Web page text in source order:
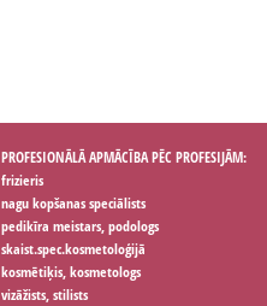
PROFESIONĀLĀ APMĀCĪBA PĒC PROFESIJĀM:
frizieris
nagu kopšanas speciālists
pedikīra meistars, podologs
skaist.spec.kosmetoloģijā
kosmētiķis, kosmetologs
vizāžists, stilists